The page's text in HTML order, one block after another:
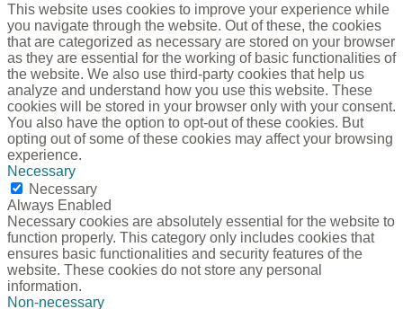
This website uses cookies to improve your experience while
you navigate through the website. Out of these, the cookies
that are categorized as necessary are stored on your browser
as they are essential for the working of basic functionalities of
the website. We also use third-party cookies that help us
analyze and understand how you use this website. These
cookies will be stored in your browser only with your consent.
You also have the option to opt-out of these cookies. But
opting out of some of these cookies may affect your browsing
experience.
Necessary
Necessary
Always Enabled
Necessary cookies are absolutely essential for the website to
function properly. This category only includes cookies that
ensures basic functionalities and security features of the
website. These cookies do not store any personal
information.
Non-necessary